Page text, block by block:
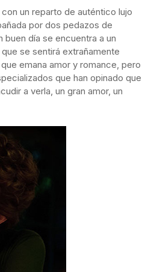
un reparto de auténtico lujo
por dos pedazos de
buen día se encuentra a un
se sentirá extrañamente
emana amor y romance, pero
que han opinado que
a verla, un gran amor, un